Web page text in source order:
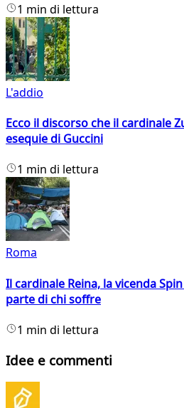
1 min di lettura
L'addio
Ecco il discorso che il cardinale
esequie di Guccini
1 min di lettura
Roma
Il cardinale Reina, la vicenda
parte di chi soffre
1 min di lettura
Idee e commenti